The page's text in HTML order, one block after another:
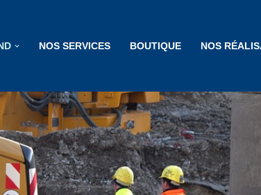
NOS SERVICES BOUTIQUE NOS